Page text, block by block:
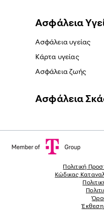
Ασφάλεια
Ασφάλεια υγείας
Κάρτα υγείας
Ασφάλεια ζωής
Ασφάλεια
Πολιτική
Κώδικας
Έκθεση